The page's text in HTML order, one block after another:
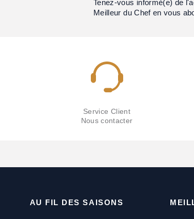
Tenez-vous informé(e) de
Meilleur du Chef en vous
Service Client
Nous contacter
AU FIL DES SAISONS